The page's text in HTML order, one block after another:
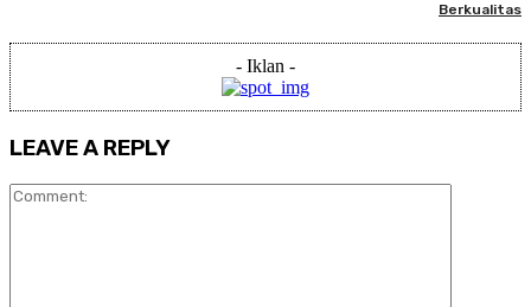
Berkualitas
- Iklan -
LEAVE A REPLY